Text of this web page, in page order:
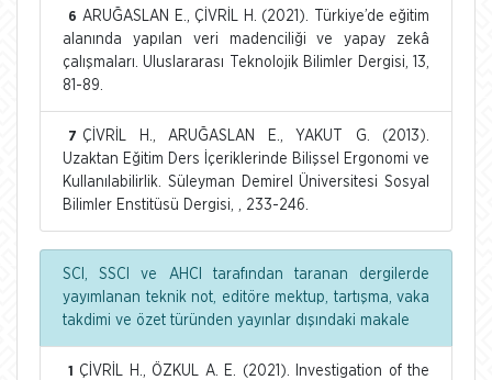
6 ARUĞASLAN E., ÇİVRİL H. (2021). Türkiye’de eğitim
alanında yapılan veri madenciliği ve yapay zekâ
çalışmaları. Uluslararası Teknolojik Bilimler Dergisi, 13,
81-89.
7 ÇİVRİL H., ARUĞASLAN E., YAKUT G. (2013).
Uzaktan Eğitim Ders İçeriklerinde Bilişsel Ergonomi ve
Kullanılabilirlik. Süleyman Demirel Üniversitesi Sosyal
Bilimler Enstitüsü Dergisi, , 233-246.
SCI, SSCI ve AHCI tarafından taranan dergilerde
yayımlanan teknik not, editöre mektup, tartışma, vaka
takdimi ve özet türünden yayınlar dışındaki makale
1
ÇİVRİL H., ÖZKUL A. E. (2021). Investigation of the